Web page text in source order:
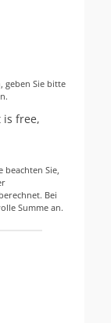
geben Sie bitte
beachten Sie,
Bei
Summe an.